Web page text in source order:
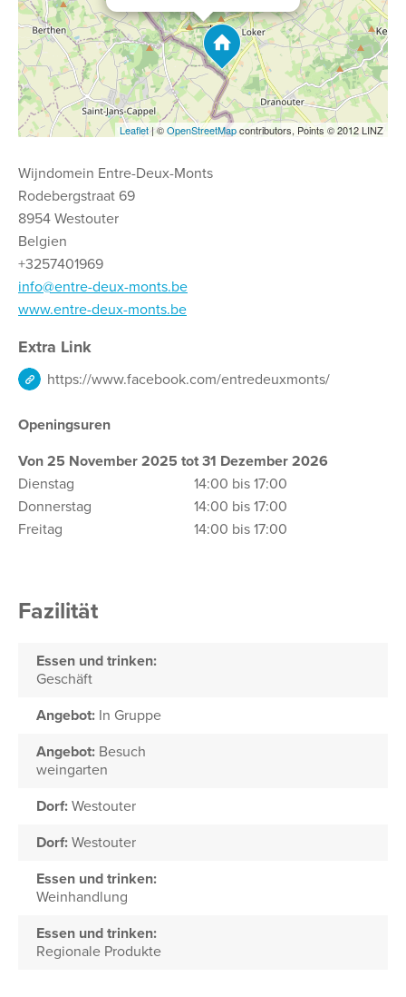
Leaflet| ©OpenStreetMapcontributors, Points © 2012 LINZ
Wijndomein Entre-Deux-Monts
Rodebergstraat 69
8954 Westouter
Belgien
+3257401969
info@entre-deux-monts.be
www.entre-deux-monts.be
Extra Link
https://www.facebook.com/entredeuxmonts/
Openingsuren
Von 25 November 2025 tot 31 Dezember 2026
Dienstag
14:00 bis 17:00
Donnerstag
14:00 bis 17:00
Freitag
14:00 bis 17:00
Fazilität
Essen und trinken:
Geschäft
Angebot: In Gruppe
Angebot: Besuch
weingarten
Dorf: Westouter
Dorf: Westouter
Essen und trinken:
Weinhandlung
Essen und trinken:
Regionale Produkte